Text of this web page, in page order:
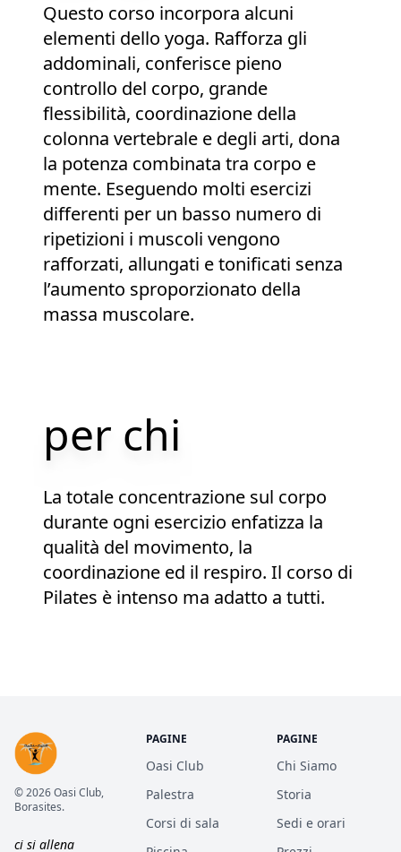
Questo corso incorpora alcuni
elementi dello yoga. Rafforza gli
addominali, conferisce pieno
controllo del corpo, grande
flessibilità, coordinazione della
colonna vertebrale e degli arti, dona
la potenza combinata tra corpo e
mente. Eseguendo molti esercizi
differenti per un basso numero di
ripetizioni i muscoli vengono
rafforzati, allungati e tonificati senza
l’aumento sproporzionato della
massa muscolare.
per chi
La totale concentrazione sul corpo
durante ogni esercizio enfatizza la
qualità del movimento, la
coordinazione ed il respiro. Il corso di
Pilates è intenso ma adatto a tutti.
© 2026 Oasi Club,
Borasites.
ci si allena
PAGINE
Oasi Club
Palestra
Corsi di sala
PAGINE
Chi Siamo
Storia
Sedi e orari